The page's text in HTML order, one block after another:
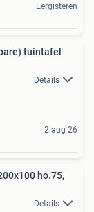
Eergisteren
tuintafel
Details
2 aug 26
ho.75,
Details